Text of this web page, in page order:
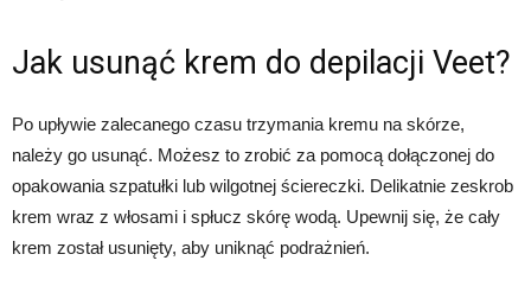
Jak usunąć krem do depilacji Veet?
Po upływie zalecanego czasu trzymania kremu na skórze,
należy go usunąć. Możesz to zrobić za pomocą dołączonej do
opakowania szpatułki lub wilgotnej ściereczki. Delikatnie zeskrob
krem wraz z włosami i spłucz skórę wodą. Upewnij się, że cały
krem został usunięty, aby uniknąć podrażnień.